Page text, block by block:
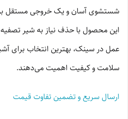
شستشوی آسان و یک خروجی مستقل
این محصول با حذف نیاز به شیر تصفیه
عمل در سینک، بهترین انتخاب برای
سلامت و کیفیت اهمیت می‌دهند.
ارسال سریع و تضمین تفاوت قیمت